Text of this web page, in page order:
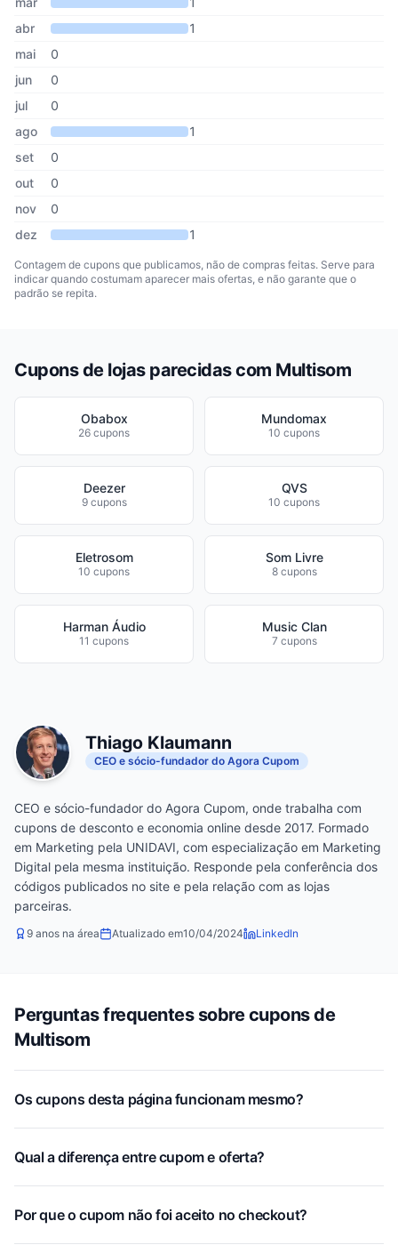
abr
1
mai
0
jun
0
jul
0
ago
1
set
0
out
0
nov
0
dez
1
Contagem de cupons que publicamos, não de compras feitas. Serve para
indicar quando costumam aparecer mais ofertas, e não garante que o
padrão se repita.
Cupons de lojas parecidas com Multisom
Obabox
26 cupons
Mundomax
10 cupons
Deezer
9 cupons
QVS
10 cupons
Eletrosom
10 cupons
Som Livre
8 cupons
Harman Áudio
11 cupons
Music Clan
7 cupons
Thiago Klaumann
CEO e sócio-fundador do Agora Cupom
CEO e sócio-fundador do Agora Cupom, onde trabalha com
cupons de desconto e economia online desde 2017. Formado
em Marketing pela UNIDAVI, com especialização em Marketing
Digital pela mesma instituição. Responde pela conferência dos
códigos publicados no site e pela relação com as lojas
parceiras.
9 anos na área Atualizado em10/04/2024 LinkedIn
Perguntas frequentes sobre cupons de
Multisom
Os cupons desta página funcionam mesmo?
Qual a diferença entre cupom e oferta?
Por que o cupom não foi aceito no checkout?